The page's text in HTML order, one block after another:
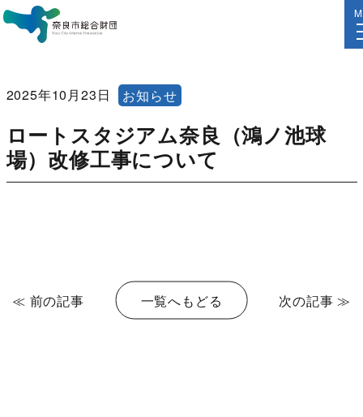
2025年10月23日 お知らせ
ロートスタジアム奈良（鴻ノ池球
場）改修工事について
≪ 前の記事 一覧へもどる 次の記事 ≫